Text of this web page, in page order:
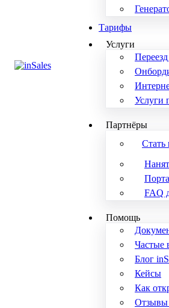
Тарифы
Услуги
Услуги
Партнёры
Стать
FAQ
Помощь
Частые
Блог
Кейсы
Как
Отзывы